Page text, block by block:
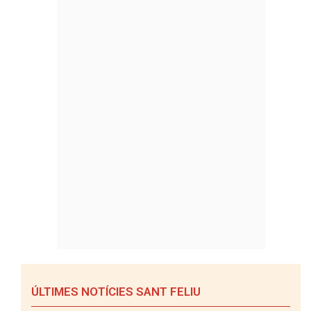
ÚLTIMES NOTÍCIES SANT FELIU